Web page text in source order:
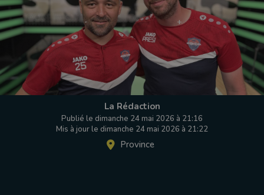
La Rédaction
Publié le dimanche 24 mai 2026 à 21:16
Mis à jour le dimanche 24 mai 2026 à 21:22
Province